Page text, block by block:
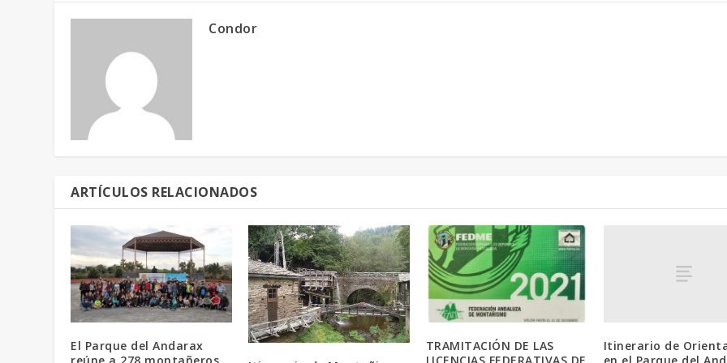
Condor
ARTÍCULOS RELACIONADOS
El Parque del Andarax
TRAMITACIÓN DE LAS
Itinerario de
en el Parque del